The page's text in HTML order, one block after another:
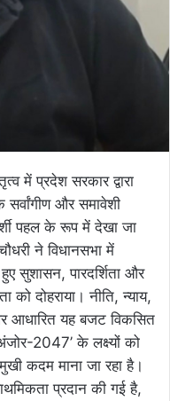
में प्रदेश सरकार द्वारा
और समावेशी
पहल के रूप में देखा जा
ने विधानसभा में
सुशासन, पारदर्शिता और
दोहराया। नीति, न्याय,
आधारित यह बजट विकसित
2047’ के लक्ष्यों को
कदम माना जा रहा है।
प्रदान की गई है,